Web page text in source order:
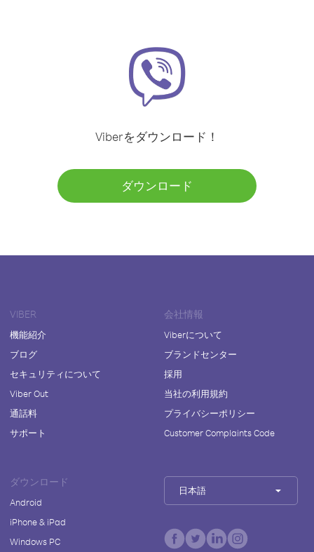
Viberをダウンロード！
ダウンロード
VIBER
機能紹介
ブログ
セキュリティについて
Viber Out
通話料
サポート
会社情報
Viberについて
ブランドセンター
採用
当社の利用規約
プライバシーポリシー
Customer Complaints Code
ダウンロード
Android
iPhone & iPad
Windows PC
日本語